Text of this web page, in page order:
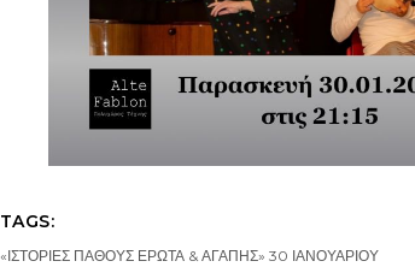
TAGS:
«ΙΣΤΟΡΙΕΣ ΠΑΘΟΥΣ ΕΡΩΤΑ & ΑΓΑΠΗΣ» 30 ΙΑΝΟΥΑΡΙΟΥ